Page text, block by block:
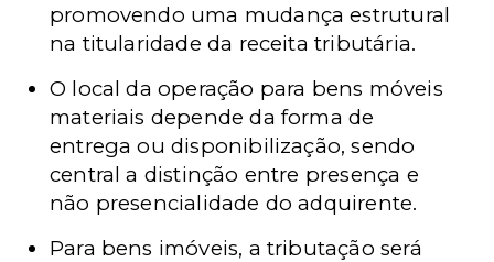
promovendo uma mudança estrutural
na titularidade da receita tributária.
O local da operação para bens móveis
materiais depende da forma de
entrega ou disponibilização, sendo
central a distinção entre presença e
não presencialidade do adquirente.
Para bens imóveis, a tributação será